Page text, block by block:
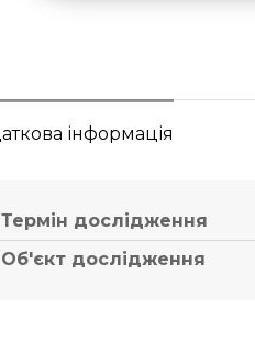
інформація
Термін дослідження
Об'єкт дослідження